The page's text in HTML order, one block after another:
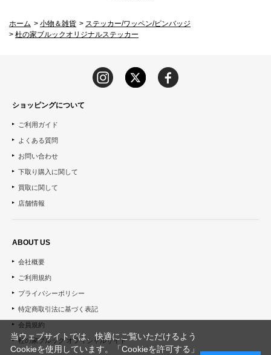
ホーム > 小物＆雑貨 > ステッカー/ワッペン/ピンバッジ
> 杜の家ブルックオリジナルステッカー
ショッピングについて
ご利用ガイド
よくある質問
お問い合わせ
下取り購入に関して
買取に関して
店舗情報
ABOUT US
会社概要
ご利用規約
プライバシーポリシー
特定商取引法に基づく表記
会員規約
杜の家ブルック オフィシャルサイト
当ウェブサイトでは、快適にご覧いただけるよう
Cookieを使用しています。「Cookieを許可する」